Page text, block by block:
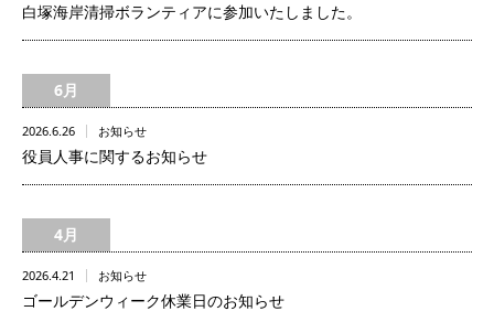
白塚海岸清掃ボランティアに参加いたしました。
6月
2026.6.26 お知らせ
役員人事に関するお知らせ
4月
2026.4.21 お知らせ
ゴールデンウィーク休業日のお知らせ